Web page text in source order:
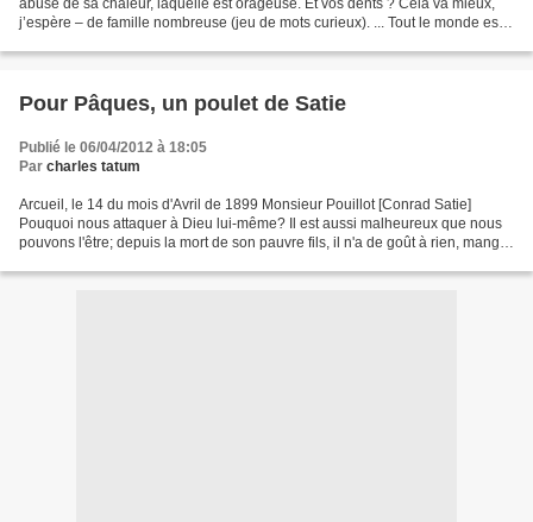
j’espère – de famille nombreuse (jeu de mots curieux). ... Tout le monde est
Pour Pâques, un poulet de Satie
Publié le 06/04/2012 à 18:05
Par charles tatum
Arcueil, le 14 du mois d'Avril de 1899 Monsieur Pouillot [Conrad Satie]
Pouquoi nous attaquer à Dieu lui-même? Il est aussi malheureux que nous
pouvons l'être; depuis la mort de son pauvre fils, il n'a de goût à rien, mange